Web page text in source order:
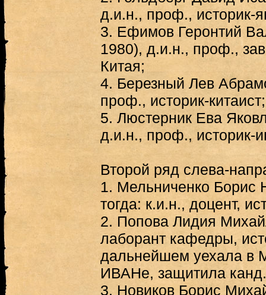
д.и.н., проф., историк-
3. Ефимов Геронтий
1980), д.и.н., проф.,
Китая;
4. Березный Лев
проф., историк-китаист;
5. Люстерник Ева
д.и.н., проф., историк-
Второй ряд слева-
1. Мельниченко Борис
тогда: к.и.н., доцент,
2. Попова Лидия
лаборант кафедры,
дальнейшем уехала в
ИВАНе, защитила
3. Новиков Борис